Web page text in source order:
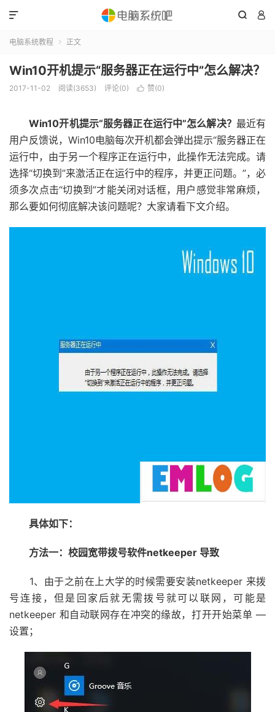
 

电脑系统教程  正文
Win10开机提示“服务器正在运行中”怎么解决？
2017-11-02 阅读(3653) 评论(0)  赞(0)
Win10开机提示“服务器正在运行中”怎么解决？ 最近有
用户反馈说，Win10电脑每次开机都会弹出提示“服务器正在
运行中，由于另一个程序正在运行中，此操作无法完成。请
选择“切换到”来激活正在运行中的程序，并更正问题。”，必
须多次点击“切换到”才能关闭对话框，用户感觉非常麻烦，
那么要如何彻底解决该问题呢？大家请看下文介绍。
具体如下：
方法一：校园宽带拨号软件netkeeper 导致
1、由于之前在上大学的时候需要安装netkeeper 来拨
号连接，但是回家后就无需拨号就可以联网，可能是
netkeeper 和自动联网存在冲突的缘故，打开开始菜单 —
设置；